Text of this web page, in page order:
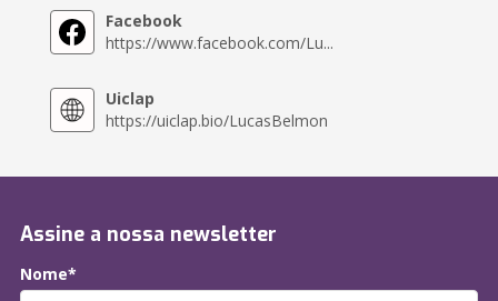
Facebook
https://www.facebook.com/Lu...
Uiclap
https://uiclap.bio/LucasBelmon
Assine a nossa newsletter
Nome*